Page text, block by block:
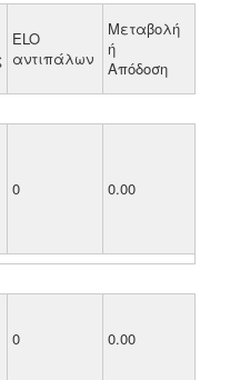
ELO
αντιπάλων
Μεταβολή
ή
Απόδοση
0 0.00
0 0.00